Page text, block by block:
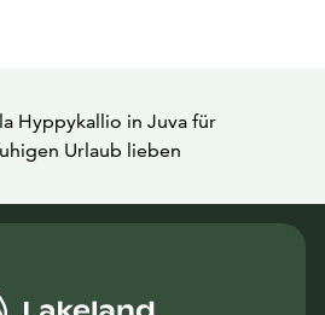
Hyppykallio in Juva für
Urlaub lieben